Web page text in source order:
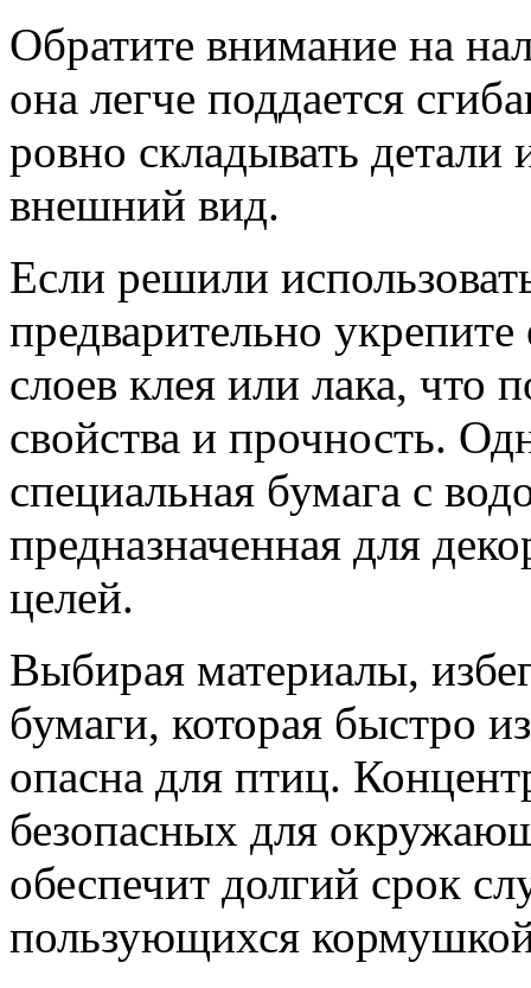
Обратите внимание на
она легче поддается
ровно складывать детали
внешний вид.
Если решили
предварительно
слоев клея или лака, что
свойства и прочность.
специальная бумага с
предназначенная для
целей.
Выбирая материалы,
бумаги, которая быстро
опасна для птиц.
безопасных для
обеспечит долгий срок
пользующихся